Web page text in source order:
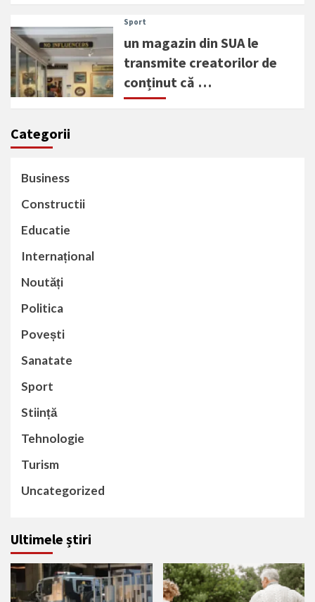
Sport
un magazin din SUA le
transmite creatorilor de
conținut că …
Categorii
Business
Constructii
Educatie
Internațional
Noutăți
Politica
Povești
Sanatate
Sport
Stiință
Tehnologie
Turism
Uncategorized
Ultimele știri